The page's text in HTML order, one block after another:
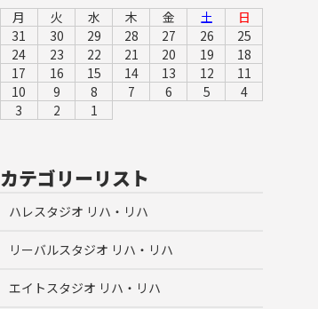
月 火 水 木 金 土
日
31
30 29 28 27 26
25
24
23 22 21 20 19
18
17
16 15 14 13 12
11
10
9 8 7 6 5
4
3
2 1
カテゴリーリスト
ハレスタジオ リハ・リハ
リーバルスタジオ リハ・リハ
エイトスタジオ リハ・リハ